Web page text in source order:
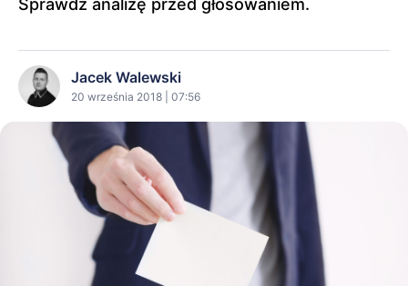
Sprawdź analizę przed głosowaniem.
Jacek Walewski
20 września 2018 | 07:56